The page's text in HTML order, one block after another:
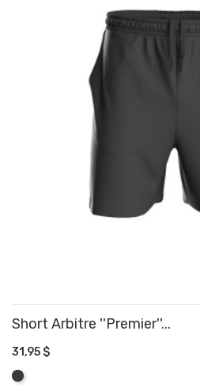
Short Arbitre ''Premier''...
31,95 $
Graphite